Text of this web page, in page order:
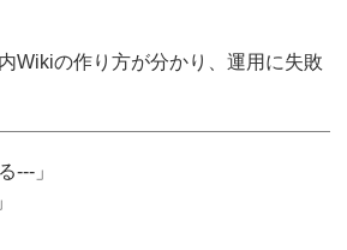
Wikiの作り方が分かり、運用に失敗
---」